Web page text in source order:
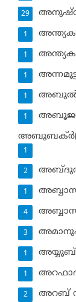
29
1
1
1
1
1
1
2
1
4
3
അയ്യൂബ്‌
1
1
അറബ്
2